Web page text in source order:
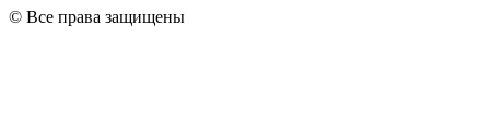
© Все права защищены